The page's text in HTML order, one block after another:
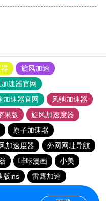
旋风加速
速器官网
加速器官网
风驰加速器
果版
旋风加速度器
原子加速器
加速度器
外网网址导航
哔咔漫画
小美
版ins
雷霆加速